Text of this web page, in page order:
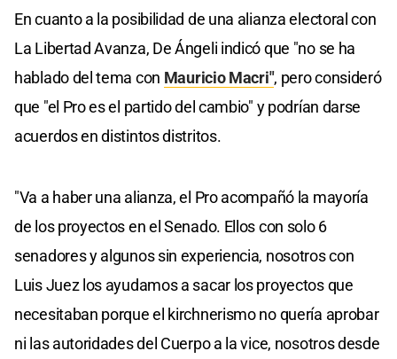
En cuanto a la posibilidad de una alianza electoral con
La Libertad Avanza, De Ángeli indicó que "no se ha
hablado del tema con Mauricio Macri", pero consideró
que "el Pro es el partido del cambio" y podrían darse
acuerdos en distintos distritos.
"Va a haber una alianza, el Pro acompañó la mayoría
de los proyectos en el Senado. Ellos con solo 6
senadores y algunos sin experiencia, nosotros con
Luis Juez los ayudamos a sacar los proyectos que
necesitaban porque el kirchnerismo no quería aprobar
ni las autoridades del Cuerpo a la vice, nosotros desde